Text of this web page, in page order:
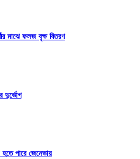
মাঝে ফলজ বৃক্ষ বিতরণ
দুর্ভোগ
পারে জেনেভায়